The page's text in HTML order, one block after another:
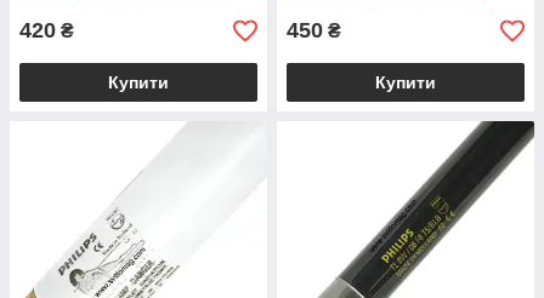
420 ₴
Купити
450 ₴
Купити